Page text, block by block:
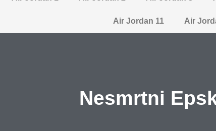
Air Jordan 11 Air
Nesmrtni